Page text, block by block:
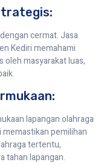
cermat. Jasa
Kediri memahami
oleh masyarakat luas,
lapangan olahraga
memastikan pemilihan
tertentu,
tahan lapangan.